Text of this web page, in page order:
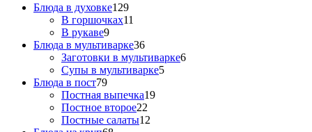
Блюда в духовке129
В горшочках11
В рукаве9
Блюда в мультиварке36
Заготовки в мультиварке6
Супы в мультиварке5
Блюда в пост79
Постная выпечка19
Постное второе22
Постные салаты12